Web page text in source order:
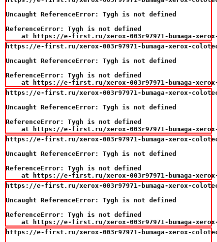
Uncaught ReferenceError: Tygh is not defined
ReferenceError: Tygh is not defined
at https://e-first.ru/xerox-003r97971-bumaga-
https://e-first.ru/xerox-003r97971-bumaga-xerox-
Uncaught ReferenceError: Tygh is not defined
ReferenceError: Tygh is not defined
at https://e-first.ru/xerox-003r97971-bumaga-
https://e-first.ru/xerox-003r97971-bumaga-xerox-
Uncaught ReferenceError: Tygh is not defined
ReferenceError: Tygh is not defined
at https://e-first.ru/xerox-003r97971-bumaga-
https://e-first.ru/xerox-003r97971-bumaga-xerox-
Uncaught ReferenceError: Tygh is not defined
ReferenceError: Tygh is not defined
at https://e-first.ru/xerox-003r97971-bumaga-
https://e-first.ru/xerox-003r97971-bumaga-xerox-
Uncaught ReferenceError: Tygh is not defined
ReferenceError: Tygh is not defined
at https://e-first.ru/xerox-003r97971-bumaga-
https://e-first.ru/xerox-003r97971-bumaga-xerox-